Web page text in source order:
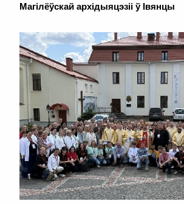
Магілёўскай архідыяцэзіі ў Івянцы